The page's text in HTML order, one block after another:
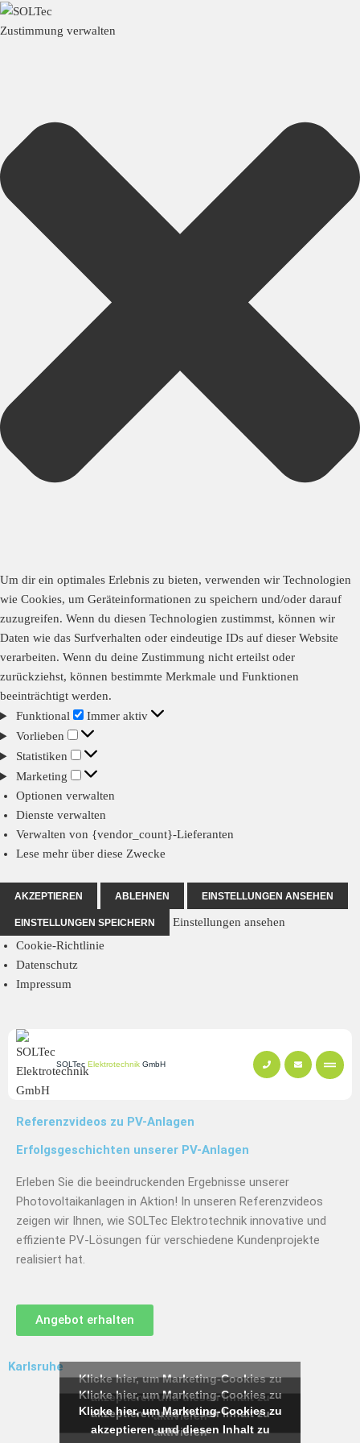
Zustimmung verwalten
Um dir ein optimales Erlebnis zu bieten, verwenden wir Technologien
wie Cookies, um Geräteinformationen zu speichern und/oder darauf
zuzugreifen. Wenn du diesen Technologien zustimmst, können wir
Daten wie das Surfverhalten oder eindeutige IDs auf dieser Website
verarbeiten. Wenn du deine Zustimmung nicht erteilst oder
zurückziehst, können bestimmte Merkmale und Funktionen
beeinträchtigt werden.
Funktional
Immer aktiv
Vorlieben
Statistiken
Marketing
Optionen verwalten
Dienste verwalten
Verwalten von {vendor_count}-Lieferanten
Lese mehr über diese Zwecke
AKZEPTIEREN ABLEHNEN EINSTELLUNGEN ANSEHEN
EINSTELLUNGEN SPEICHERN
Einstellungen ansehen
Cookie-Richtlinie
Datenschutz
Impressum
SOLTec Elektrotechnik GmbH
Referenzvideos zu PV-Anlagen
Erfolgsgeschichten unserer PV-Anlagen
Erleben Sie die beeindruckenden Ergebnisse unserer
Photovoltaikanlagen in Aktion! In unseren Referenzvideos
zeigen wir Ihnen, wie SOLTec Elektrotechnik innovative und
effiziente PV-Lösungen für verschiedene Kundenprojekte
realisiert hat.
Angebot erhalten
Karlsruhe
Klicke hier, um Marketing-Cookies zu
akzeptieren und diesen Inhalt zu
aktivieren
Klicke hier, um Marketing-Cookies zu
akzeptieren und diesen Inhalt zu
aktivieren
Klicke hier, um Marketing-Cookies zu
akzeptieren und diesen Inhalt zu